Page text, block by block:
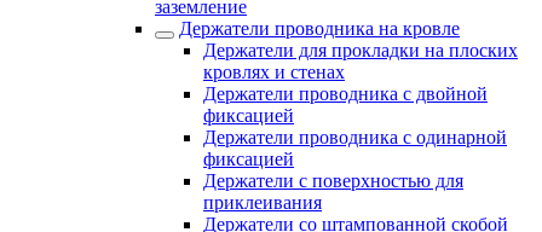
заземление
Держатели проводника на кровле
Держатели для прокладки на плоских
кровлях и стенах
Держатели проводника с двойной
фиксацией
Держатели проводника с одинарной
фиксацией
Держатели с поверхностью для
приклеивания
Держатели со штампованной скобой